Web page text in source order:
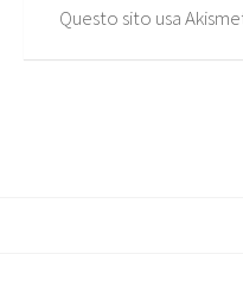
Questo sito usa